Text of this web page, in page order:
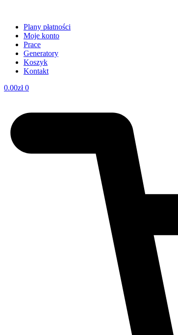
Plany płatności
Moje konto
Prace
Generatory
Koszyk
Kontakt
0.00zł 0